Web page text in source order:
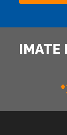
IMATE